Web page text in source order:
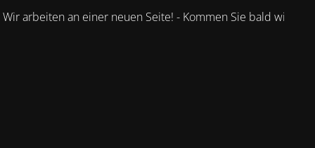
Wir arbeiten an einer neuen Seite! - Kommen Sie bald wieder.